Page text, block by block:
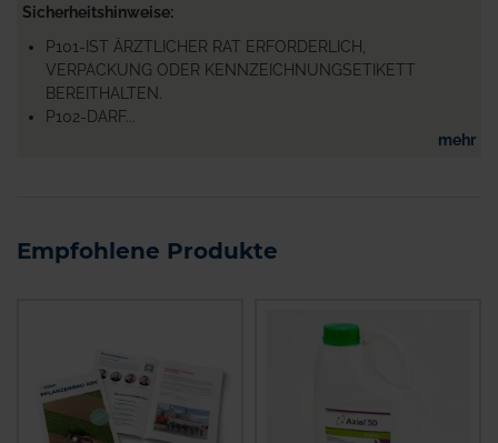
Sicherheitshinweise
P101-IST ÄRZTLICHER RAT ERFORDERLICH,
VERPACKUNG ODER KENNZEICHNUNGSETIKETT
BEREITHALTEN.
P102-DARF...
mehr
Empfohlene Produkte